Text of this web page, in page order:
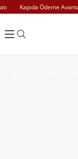
Kapıda Ödeme Avantajı